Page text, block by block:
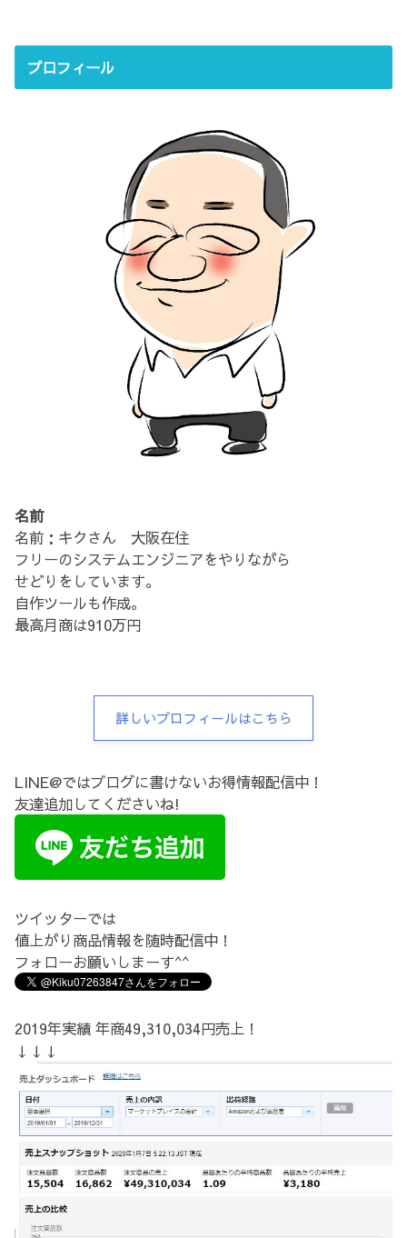
プロフィール
名前
名前：キクさん 大阪在住
フリーのシステムエンジニアをやりながら
せどりをしています。
自作ツールも作成。
最高月商は910万円
詳しいプロフィールはこちら
LINE@ではブログに書けないお得情報配信中！
友達追加してくださいね!
ツイッターでは
値上がり商品情報を随時配信中！
フォローお願いしまーす^^
2019年実績 年商49,310,034円売上！
↓↓↓